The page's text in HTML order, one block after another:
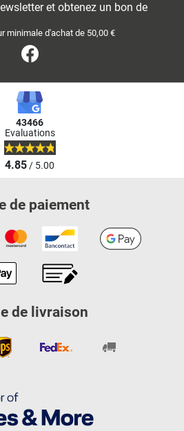
et obtenez un bon de
minimale d'achat de 50,00 €
43466
Evaluations
4.85/ 5.00
de paiement
de livraison